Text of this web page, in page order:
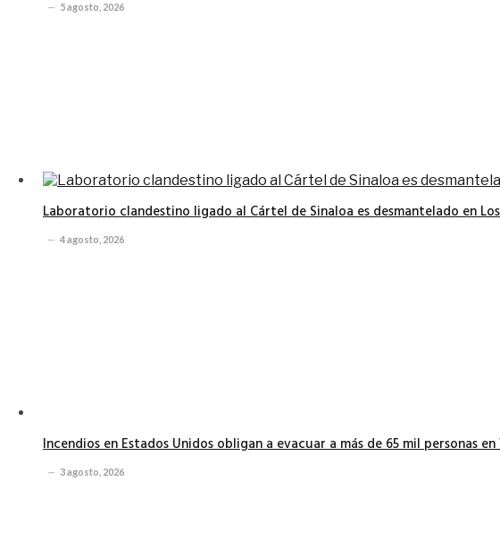
5 agosto, 2026
Laboratorio clandestino ligado al Cártel de Sinaloa es desmantelado en
4 agosto, 2026
Incendios en Estados Unidos obligan a evacuar a más de 65 mil personas
3 agosto, 2026